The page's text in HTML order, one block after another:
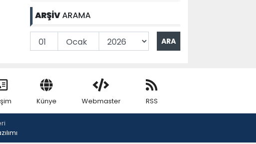
ARŞİVARAMA
Künye Webmaster RSS